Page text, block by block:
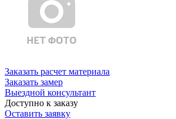
Заказать расчет материала
Заказать замер
Выездной консультант
Доступно к заказу
Оставить заявку